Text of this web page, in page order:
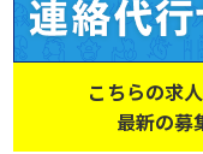
こちらの求
最新の募